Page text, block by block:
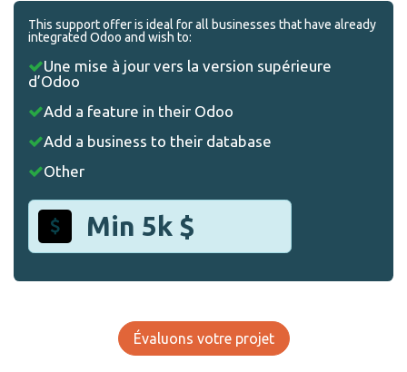
This support offer is ideal for all businesses that have already
integrated Odoo and wish to:
Une mise à jour vers la version supérieure
d’Odoo
Add a feature in their Odoo
Add a business to their database
Other
Min 5k $
Évaluons votre projet